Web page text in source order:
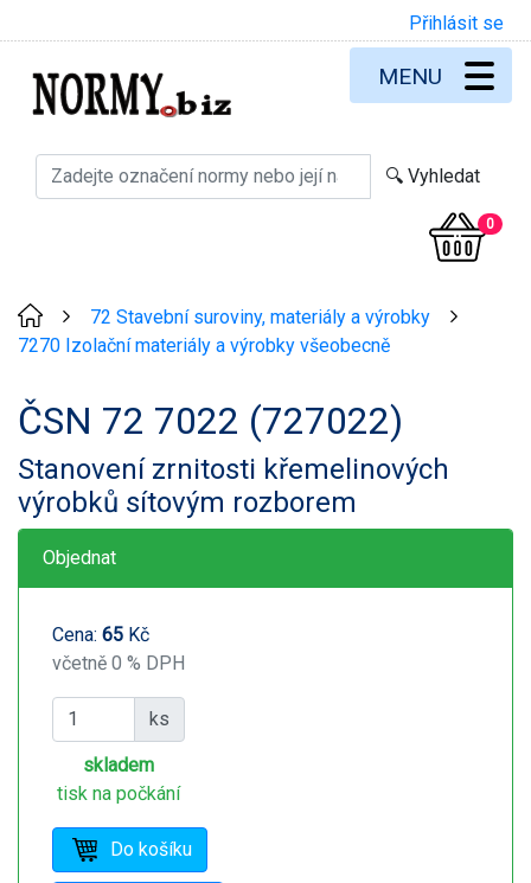
Přihlásit se
0
MENU
72 Stavební suroviny, materiály a výrobky
7270 Izolační materiály a výrobky všeobecně
ČSN 72 7022 (727022)
Stanovení zrnitosti křemelinových
výrobků sítovým rozborem
Objednat
Cena: 65 Kč
včetně 0 % DPH
ks
skladem
tisk na počkání